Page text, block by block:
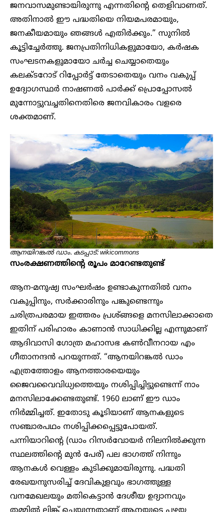
ജനവാസമുണ്ടായിരുന്നു എന്നതിന്റെ തെളിവാണത്.
അതിനാൽ ഈ പദ്ധതിയെ നിയമപരമായും,
ജനകീയമായും ഞങ്ങൾ എതിർക്കും.” സുനിൽ
കൂട്ടിച്ചേർത്തു. ജനപ്രതിനിധികളുമായോ, കർഷക
സംഘടനകളുമായോ ചർച്ച ചെയ്യാതെയും
കലക്ടറോട് റിപ്പോർട്ട് തേടാതെയും വനം വകുപ്പ്
ഉദ്യോ​ഗസ്ഥർ നാഷണൽ പാർക്ക് പ്രൊപ്പോസൽ
മുന്നോട്ടുവച്ചതിനെതിരെ ജനവികാരം വളരെ
ശക്തമാണ്.
ആനയിറങ്കൽ ഡാം. കടപ്പാട്: wikicommons
സംരക്ഷണത്തിന്റെ രൂപം മാറേണ്ടതുണ്ട്
ആന-മനുഷ്യ സംഘർഷം ഉണ്ടാകുന്നതിൽ വനം
വകുപ്പിനും, സർക്കാരിനും പങ്കുണ്ടെന്നും
ചരിത്രപരമായ ഇത്തരം പ്രശ്ങ്ങളെ മനസിലാക്കാതെ
ഇതിന് പരിഹാരം കാണാൻ സാധിക്കില്ല എന്നുമാണ്
ആദിവാസി ഗോത്ര മഹാസഭ കൺവീനറായ എം
ഗീതാനന്ദൻ പറയുന്നത്. “ആനയിറങ്കൽ ഡാം
എത്രത്തോളം ആനത്താരയെയും
ജൈവവൈവിധ്യത്തെയും നശിപ്പിച്ചിട്ടുണ്ടെന്ന് നാം
മനസിലാക്കേണ്ടതുണ്ട്. 1960 ലാണ് ഈ ഡാം
നിർമ്മിച്ചത്. ഇതോടു കൂടിയാണ് ആനകളുടെ
സഞ്ചാരപഥം നശിപ്പിക്കപ്പെട്ടുപോയത്.
പന്നിയാറിന്റെ (ഡാം റിസർവോയർ നിലനിൽക്കുന്ന
സ്ഥലത്തിന്റെ മുൻ പേര്) പല ഭാഗത്ത് നിന്നും
ആനകൾ വെള്ളം കുടിക്കുമായിരുന്നു. പദ്ധതി
രേഖയനുസരിച്ച് ദേവികുളവും ഭാഗത്തുള്ള
വനമേഖലയും മതികെട്ടാൻ ദേശീയ ഉദ്യാനവും